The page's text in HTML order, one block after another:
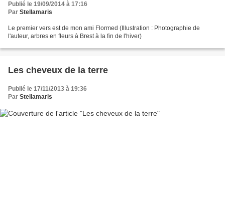
Publié le 19/09/2014 à 17:16
Par Stellamaris
Le premier vers est de mon ami Flormed (Illustration : Photographie de
l'auteur, arbres en fleurs à Brest à la fin de l'hiver)
Les cheveux de la terre
Publié le 17/11/2013 à 19:36
Par Stellamaris